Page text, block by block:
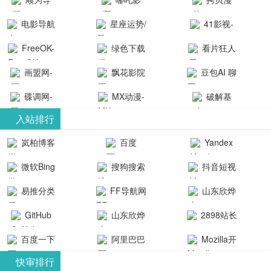
航-办公运营
院-哪吒影院
提供最新、
最全的高清
电影、电视
剧、动漫和
综艺节目免
费观看。平
台内容丰
富，更新快
速，支持在
线观看，满
足各类影迷
需求，提供
无广告、高
画-官网
动漫综合
电影导航
- 免费看电影
就来这！ | 快
导航网-免费
看电影就来
这！收录大
量免费看电
影网站！
星座运势/
最星座/美国
神婆星座网
41影视-
聚合最近好
看的电视剧
最新电影网
站-41影视为
成全短剧电
视剧、电视
剧大全、好
看的电视
剧、最新的
电影在线观
看，神马影
FreeOK-
FreeOK影视
官网-最新影
视资源|追剧
也很卷
绿色下载
吧
看片狂人
- 高清视频资
源免费在线
观看
画盟网-
画师联盟官
网
_huashilm.com_
动漫综合
飘花影院
网
豆包AI 聊
天智能对话
网页版入口
碟调网-
碟调网为您
提供最新电
视剧和2025
年最新电影
的在线观
看，快来碟
调电影网在
线观看最新
热门影视作
MX动漫-
漫免费在线
观看
破解基
整合当前互
联网最新最
全最优质的
软件免费下
载、资源免
费共享、技
术教程学习
入站排行
岚柏博客 百度
Yandex
搜索
微软Bing
搜狗搜索
引擎
抖音短视
频
易推分类
目录网
FF导航网
山东欣烨
化工有限公
GitHub
山东欣烨
生物科技有
2898站长
资源平台
百度一下
阿里巴巴
Mozilla开
快审排行